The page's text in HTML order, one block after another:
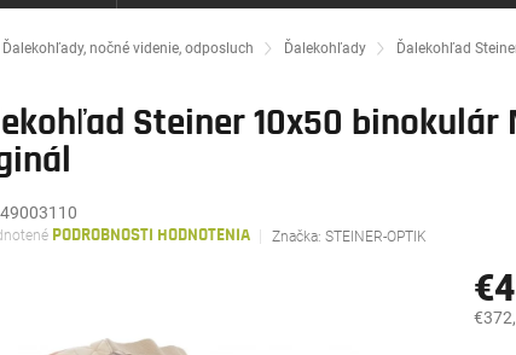
Ďalekohľady, nočné videnie, odposluch Ďalekohľady Ďalekohľad
Steiner 10x50
PODROBNOSTI HODNOTENIA Značka: STEINER-OPTIK